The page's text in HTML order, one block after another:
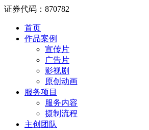
证券代码：870782
首页
作品案例
宣传片
广告片
影视剧
原创动画
服务项目
服务内容
摄制流程
主创团队